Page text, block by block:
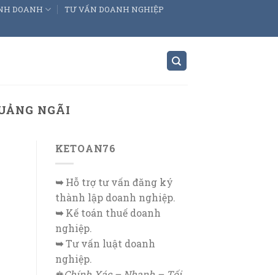
DOANH
TƯ VẤN DOANH NGHIỆP
NGÃI
KETOAN76
➥Hỗ trợ tư vấn đăng ký
thành lập doanh nghiệp.
➥Kế toán thuế doanh
nghiệp.
➥Tư vấn luật doanh
nghiệp.